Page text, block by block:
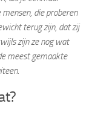
die proberen
terug zijn, dat zij
zijn ze nog wat
meest gemaakte